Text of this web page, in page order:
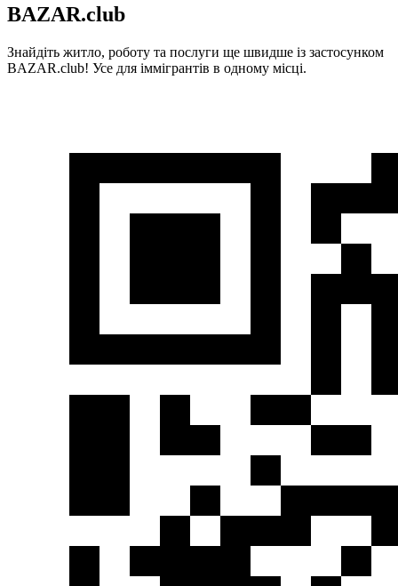
BAZAR.club
Знайдіть житло, роботу та послуги ще швидше із застосунком
BAZAR.club! Усе для іммігрантів в одному місці.